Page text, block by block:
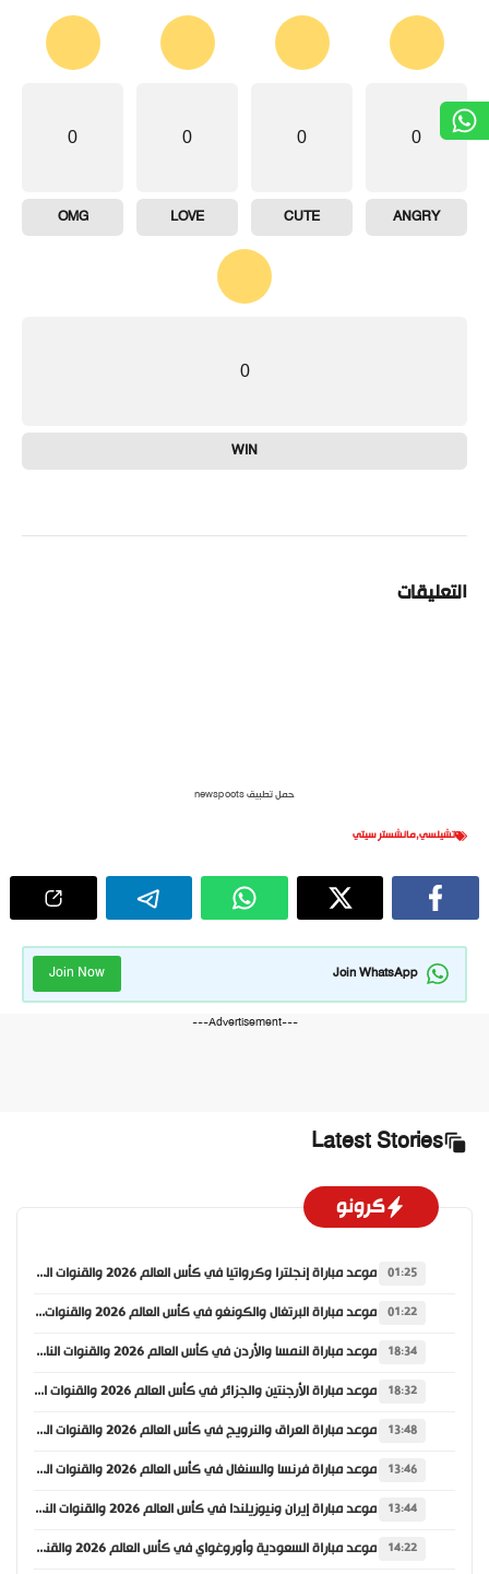
0
ANGRY
0
CUTE
0
LOVE
0
OMG
0
WIN
التعليقات
حمل تطبيق newspoots
تشيلسي,مانشستر سيتي
Join WhatsApp
Join Now
---Advertisement---
Latest Stories
كرونو
01:25 موعد مباراة إنجلترا وكرواتيا في كأس العالم 2026 والقنوات الناقلة
01:22 موعد مباراة البرتغال والكونغو في كأس العالم 2026 والقنوات الناقلة
18:34 موعد مباراة النمسا والأردن في كأس العالم 2026 والقنوات الناقلة
18:32 موعد مباراة الأرجنتين والجزائر في كأس العالم 2026 والقنوات الناقلة
13:48 موعد مباراة العراق والنرويج في كأس العالم 2026 والقنوات الناقلة
13:46 موعد مباراة فرنسا والسنغال في كأس العالم 2026 والقنوات الناقلة
13:44 موعد مباراة إيران ونيوزيلندا في كأس العالم 2026 والقنوات الناقلة
14:22 موعد مباراة السعودية وأوروغواي في كأس العالم 2026 والقنوات الناقلة